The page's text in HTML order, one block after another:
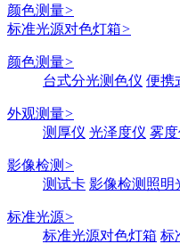
颜色测量>
标准光源对色灯箱>
颜色测量>
台式分光测色仪 便携
外观测量>
测厚仪 光泽度仪 雾
影像检测 >
测试卡 影像检测照明
标准光源>
标准光源对色灯箱 标